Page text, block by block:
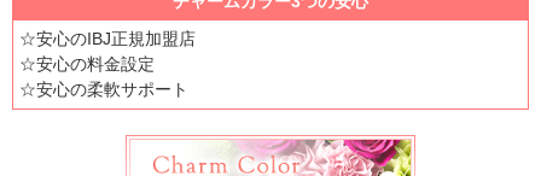
☆安心のIBJ正規加盟店
☆安心の料金設定
☆安心の柔軟サポート